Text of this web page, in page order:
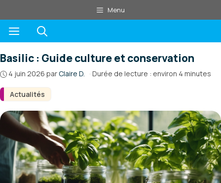
au
contenu
Menu
Menu
Actualités
Basilic : Guide culture et conservation
4 juin 2026 parClaire D. · Durée de lecture : environ 4 minutes